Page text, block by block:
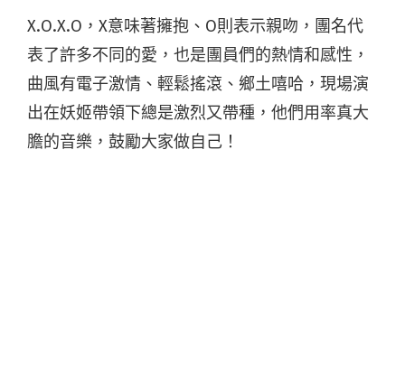
X.O.X.O，X意味著擁抱、O則表示親吻，團名代
表了許多不同的愛，也是團員們的熱情和感性，
曲風有電子激情、輕鬆搖滾、鄉土嘻哈，現場演
出在妖姬帶領下總是激烈又帶種，他們用率真大
膽的音樂，鼓勵大家做自己！